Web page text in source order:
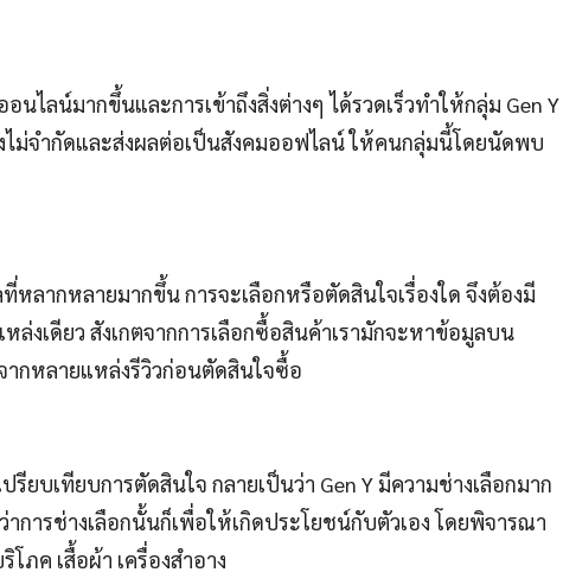
ไลน์มากขึ้นและการเข้าถึงสิ่งต่างๆ ได้รวดเร็วทำให้กลุ่ม Gen Y
ม่จำกัดและส่งผลต่อเป็นสังคมออฟไลน์ ให้คนกลุ่มนี้โดยนัดพบ
หลากหลายมากขึ้น การจะเลือกหรือตัดสินใจเรื่องใด จึงต้องมี
งเดียว สังเกตจากการเลือกซื้อสินค้าเรามักจะหาข้อมูลบน
ากหลายแหล่งรีวิวก่อนตัดสินใจซื้อ
ยบเทียบการตัดสินใจ กลายเป็นว่า Gen Y มีความช่างเลือกมาก
ารช่างเลือกนั้นก็เพื่อให้เกิดประโยชน์กับตัวเอง โดยพิจารณา
ภค เสื้อผ้า เครื่องสำอาง